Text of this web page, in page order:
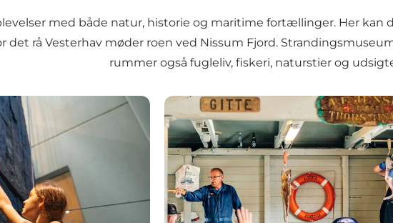
med både natur, historie og maritime fortællinger. Her kan
det rå Vesterhav møder roen ved Nissum Fjord.
rummer også fugleliv, fiskeri, naturstier og
historie Det sker i Thorsminde